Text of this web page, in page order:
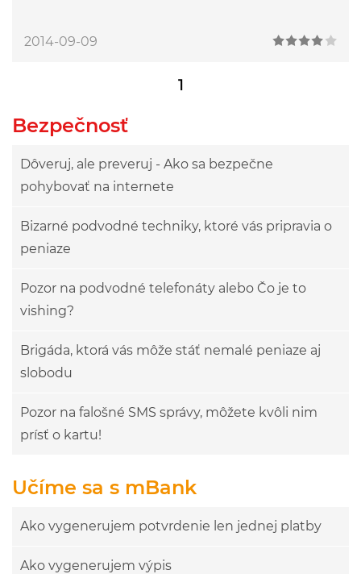
2014-09-09
1
Bezpečnosť
Dôveruj, ale preveruj - Ako sa bezpečne
pohybovať na internete
Bizarné podvodné techniky, ktoré vás pripravia o
peniaze
Pozor na podvodné telefonáty alebo Čo je to
vishing?
Brigáda, ktorá vás môže stáť nemalé peniaze aj
slobodu
Pozor na falošné SMS správy, môžete kvôli nim
prísť o kartu!
Učíme sa s mBank
Ako vygenerujem potvrdenie len jednej platby
Ako vygenerujem výpis